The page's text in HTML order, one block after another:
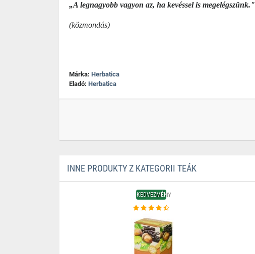
„A legnagyobb vagyon az, ha kevéssel is megelégszünk."
(közmondás)
Márka: Herbatica
Eladó: Herbatica
INNE PRODUKTY Z KATEGORII TEÁK
KEDVEZMÉNY